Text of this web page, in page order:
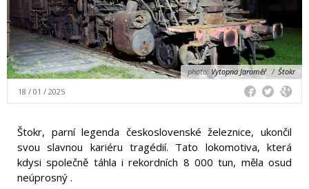
photo:Vytopna Jaroměř / Štokr
18 / 01 / 2025
Štokr, parní legenda československé železnice, ukončil
svou slavnou kariéru tragédií. Tato lokomotiva, která
kdysi společně táhla i rekordních 8 000 tun, měla osud
neúprosný .